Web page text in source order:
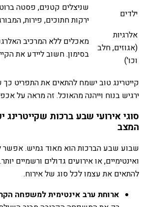
ילדים
שניצלים קטנים, פסטה
ירקות חתוכים, פירות,
אלרגיות
(אגוזים, חלב
וכו')
מאכלים ללא המרכיב
בסימון. חשוב ליידע את
קייטרינג טוב ישמח להתאים את התפריט
ירגיש בנוח וייהנה מהאוכל. זה מראה על
סוגי אירועי שבע ברכות
המצב
שבוע שבע הברכות הוא מאוד גמיש. אפשר
ואינטימיים, או אירועים גדולים ורשמיים
להתאים את עצמו לכל סוג של אירוח.
ארוחת ערב אינטימית למשפחה